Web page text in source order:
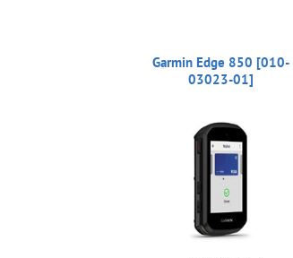
Garmin Edge 850 [010-
03023-01]